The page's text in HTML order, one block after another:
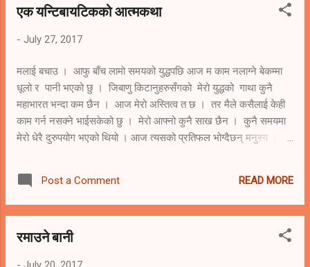
केही न केही स्वास्थ्य सम्बन्धी गुनासो बोकेर शिविरमा ओइरो लाग्नेहरु कति हुन्छन्
केही चमत्कार हुन्छ कि भनेर आशा बोकेका निर्दोष मनहरुसँगको दुई दिनको
एक यन्टिबायटिकको आत्मकथा
- July 27, 2017
मलाई बचाउ । आफु बाँच लामो समयको युद्धपछि आज म काम नलाग्ने बेकम्मा
धूलो र पानी भएको छु । जिबाणु किटानुहरुसँगको मेरो युद्धको गाथा कुनै
महाभारत भन्दा कम छैन । आज मेरो अस्तित्व त छ । तर मैले कसैलाई केही
काम गर्न नसक्ने भाईसकेको छु । मेरो आफ्नो कुनै साख छैन । कुनै समयमा
मेरो धेरै दुरुपयोग भएको थियो । आज त्यसको प्रतिफल भोग्दैछन् मनुस्य ।
प्रजातिले मलाई चलाउन भने रत्तिभर जानेनन् । शायद मलाई चलाउने कडा
कानुन बनाउन सकेनन् । त्यसैले त म जथाभाबी प्रयोगमा परे । जसले पनि
प्रयोग गर्न सक्यो । मेरो ब्यापार गरेर मान्छेले अथाह कमाए । ........ओहो । म
गर्दा बेस हुन्छ होला । अहोरात्र खटेर मलाई जन्म दिने दिग्गजहरुमा मेरो सादर
Post a Comment READ MORE
रमाउने बानी